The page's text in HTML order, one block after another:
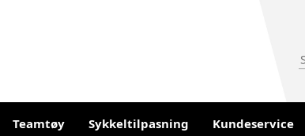
Teamtøy Sykkeltilpasning Kundeservice